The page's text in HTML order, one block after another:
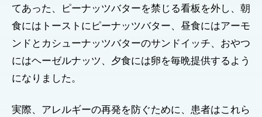
てあった、ピーナッツバターを禁じる看板を外し、朝
食にはトーストにピーナッツバター、昼食にはアーモ
ンドとカシューナッツバターのサンドイッチ、おやつ
にはヘーゼルナッツ、夕食には卵を毎晩提供するよう
になりました。
実際、アレルギーの再発を防ぐために、患者はこれら